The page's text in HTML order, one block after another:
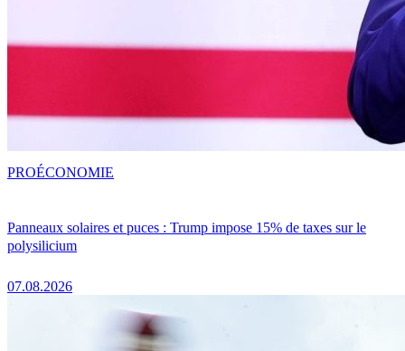
Panneaux solaires et puces : Trump impose 15% de taxes sur le
polysilicium
07.08.2026
PROÉCONOMIE